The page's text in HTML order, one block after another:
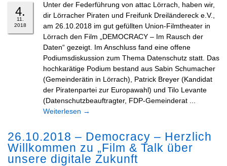
4.
11.
2018
Unter der Federführung von attac Lörrach, haben wir,
dir Lörracher Piraten und Freifunk Dreiländereck e.V.,
am 26.10.2018 im gut gefüllten Union-Filmtheater in
Lörrach den Film „DEMOCRACY – Im Rausch der
Daten“ gezeigt. Im Anschluss fand eine offene
Podiumsdiskussion zum Thema Datenschutz statt. Das
hochkarätige Podium bestand aus Sabin Schumacher
(Gemeinderätin in Lörrach), Patrick Breyer (Kandidat
der Piratenpartei zur Europawahl) und Tilo Levante
(Datenschutzbeauftragter, FDP-Gemeinderat ...
Weiterlesen →
26.10.2018 – Democracy – Herzlich
Willkommen zu „Film & Talk über
unsere digitale Zukunft